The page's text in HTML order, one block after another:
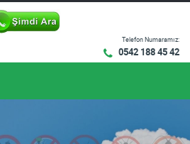
Telefon Numaramız:
0542 188 45 42